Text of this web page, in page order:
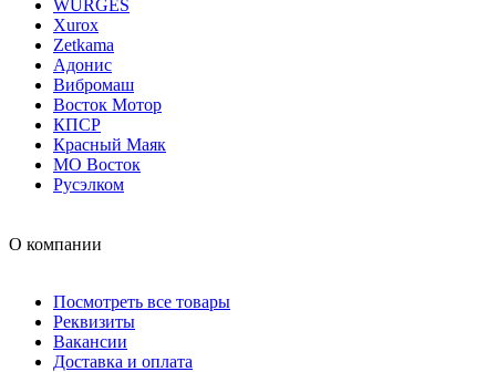
WÜRGES
Xurox
Zetkama
Адонис
Вибромаш
Восток Мотор
КПСР
Красный Маяк
МО Восток
Русэлком
О компании
Посмотреть все товары
Реквизиты
Вакансии
Доставка и оплата